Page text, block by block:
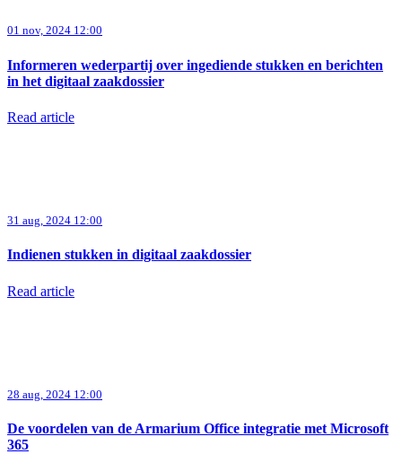
01 nov, 2024 12:00
Informeren wederpartij over ingediende stukken en berichten
in het digitaal zaakdossier
Read article
31 aug, 2024 12:00
Indienen stukken in digitaal zaakdossier
Read article
28 aug, 2024 12:00
De voordelen van de Armarium Office integratie met Microsoft
365